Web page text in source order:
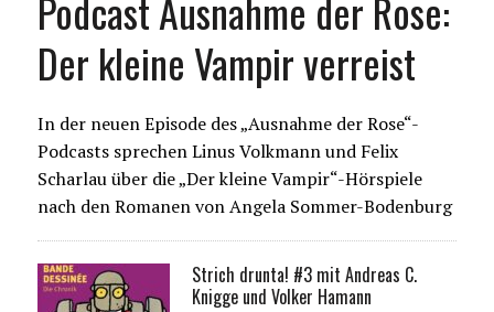
Der kleine Vampir verreist
In der neuen Episode des „Ausnahme der Rose“-
Podcasts sprechen Linus Volkmann und Felix
Scharlau über die „Der kleine Vampir“-Hörspiele
nach den Romanen von Angela Sommer-Bodenburg
Strich drunta! #3 mit Andreas C.
Knigge und Volker Hamann